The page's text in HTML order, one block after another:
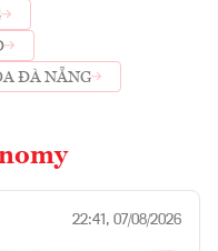
ĐÀ NẴNG
22:41, 07/08/2026